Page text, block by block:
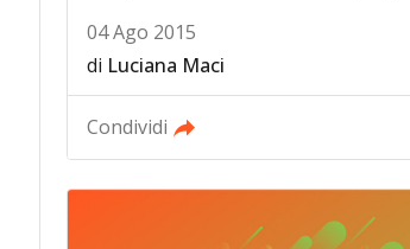
04 Ago 2015
di Luciana Maci
Condividi